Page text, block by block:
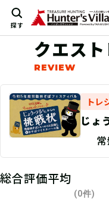
探す
クエス
トレ
じょ
秋そ
ス
総合評価平均
(0件)